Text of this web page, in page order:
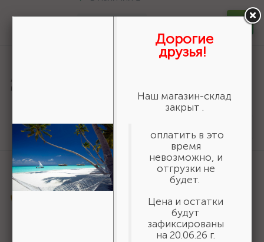
36800-140-20-16_z01
Нет в наличии
Артикул: 06690
STAYER полукорпусной пистолет для
герметика Expert, антикапельная
система, 310 мл, серия Professional
Дорогие
друзья!
Наш магазин-склад
закрыт .
оплатить в это
время
невозможно, и
отгрузки не
будет.
Цена и остатки
будут
зафиксированы
на 20.06.26 г.